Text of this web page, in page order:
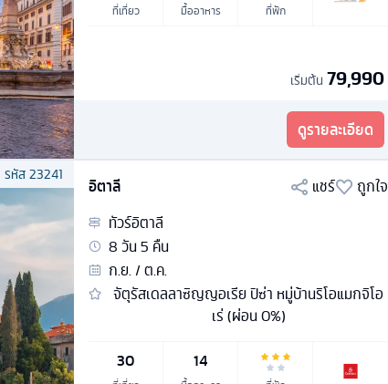
ที่เที่ยว มื้ออาหาร ที่พัก
เริ่มต้น 79,990
ดูรายละเอียด
รหัส23241
อิตาลี แชร์
ถูกใจ
ทัวร์อิตาลี
8วัน5 คืน
ก.ย. / ต.ค.
จัตุรัสเดลลาซิญญอเรีย ปิซ่า หมู่บ้านริโอแมกจิโอ
เร่ (ผ่อน 0%)
30
14